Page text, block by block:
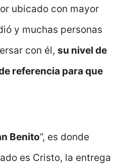
ubicado con mayor
y muchas personas
con él, su nivel de
referencia para que
Benito”, es donde
es Cristo, la entrega